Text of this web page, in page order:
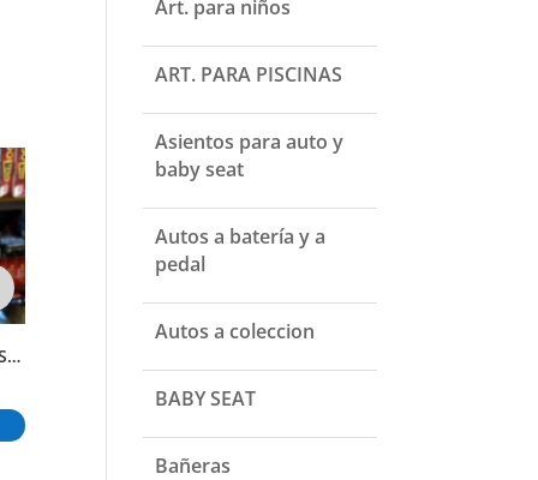
RELOJ INFANTIL DISEÑO DE MINNIE
70.000
Art. para niños
ART. PARA PISCINAS
Asientos para auto y
baby seat
Autos a batería y a
pedal
Autos a coleccion
BABY SEAT
Bañeras